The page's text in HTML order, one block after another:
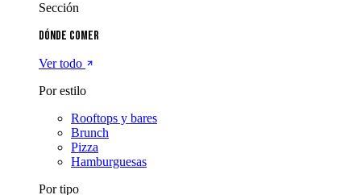
Sección
Dónde comer
Ver todo
Por estilo
Rooftops y bares
Brunch
Pizza
Hamburguesas
Por tipo